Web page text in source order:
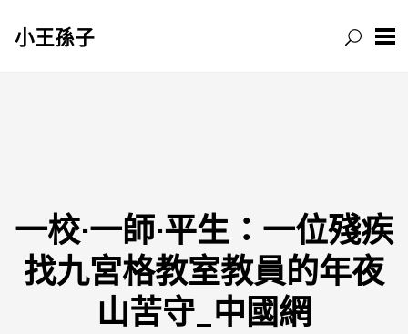
小王孫子
一校·一師·平生：一位殘疾
找九宮格教室教員的年夜
山苦守_中國網